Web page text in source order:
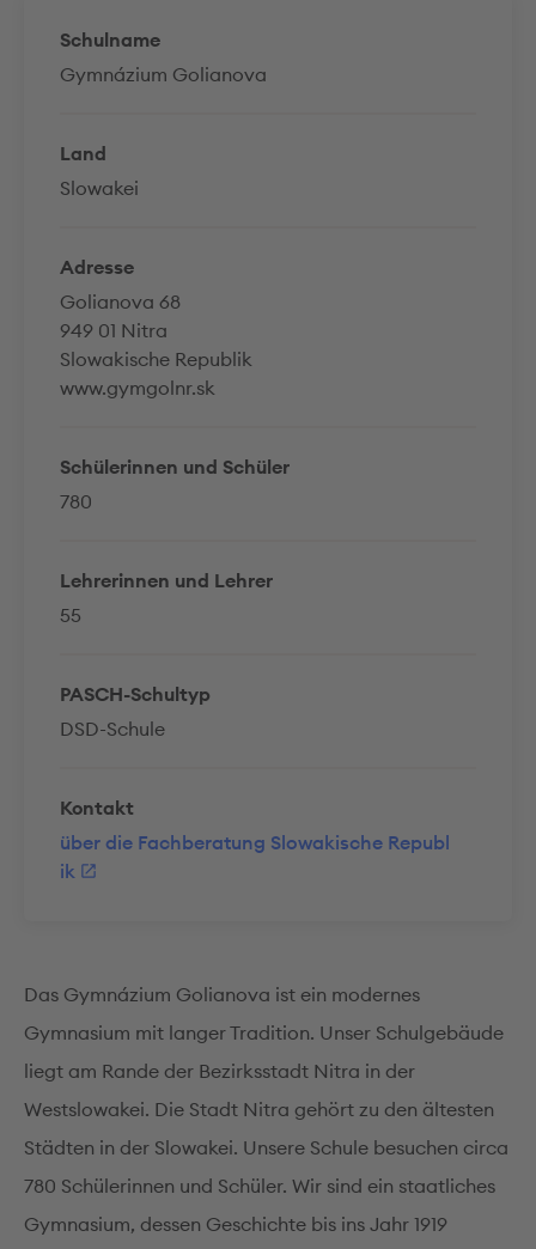
Schulname
Gymnázium Golianova
Land
Slowakei
Adresse
Golianova 68
949 01 Nitra
Slowakische Republik
www.gymgolnr.sk
Schülerinnen und Schüler
780
Lehrerinnen und Lehrer
55
PASCH-Schultyp
DSD-Schule
Kontakt
über die Fachberatung Slowakische Republ
ik
Das Gymnázium Golianova ist ein modernes
Gymnasium mit langer Tradition. Unser Schulgebäude
liegt am Rande der Bezirksstadt Nitra in der
Westslowakei. Die Stadt Nitra gehört zu den ältesten
Städten in der Slowakei. Unsere Schule besuchen circa
780 Schülerinnen und Schüler. Wir sind ein staatliches
Gymnasium, dessen Geschichte bis ins Jahr 1919